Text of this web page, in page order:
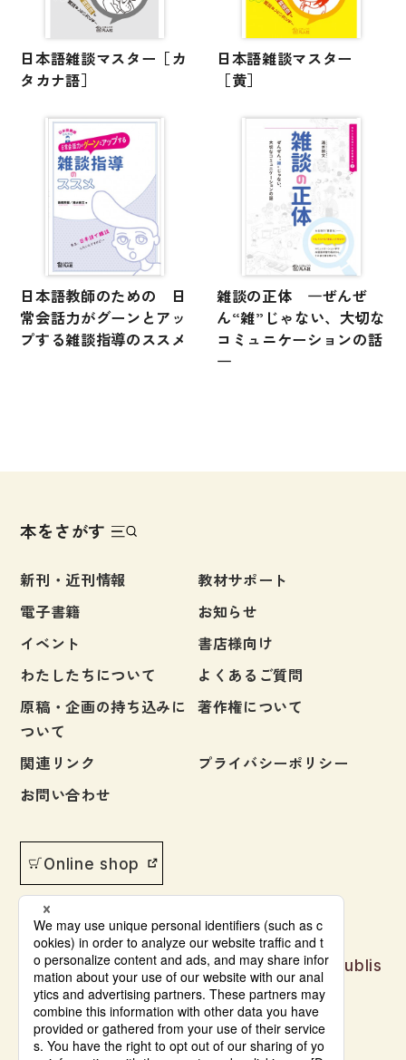
日本語雑談マスター［カ
タカナ語］
日本語雑談マスター
［黄］
日本語教師のための 日
常会話力がグーンとアッ
プする雑談指導のススメ
雑談の正体 ―ぜんぜ
ん“雑”じゃない、大切な
コミュニケーションの話
―
本をさがす
新刊・近刊情報
教材サポート
電子書籍
お知らせ
イベント
書店様向け
わたしたちについて
よくあるご質問
原稿・企画の持ち込みに
ついて
著作権について
関連リンク
プライバシーポリシー
お問い合わせ
Online shop
Japanese language learning materials publis
hed by Bonjinsha
© Bonjinsha Co., LTD. All Rights Reserved.